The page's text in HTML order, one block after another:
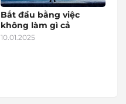
Bắt đầu bằng việc
không làm gì cả
10.01.2025